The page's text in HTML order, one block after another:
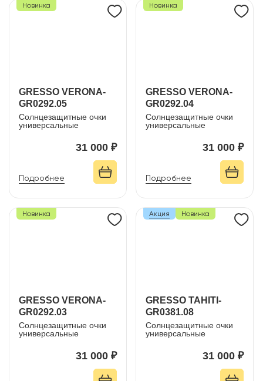
GRESSO VERONA-
GR0292.05
Солнцезащитные очки
универсальные
31 000 ₽
Подробнее
Новинка
GRESSO VERONA-
GR0292.04
Солнцезащитные очки
универсальные
31 000 ₽
Подробнее
Новинка
GRESSO VERONA-
GR0292.03
Солнцезащитные очки
универсальные
31 000 ₽
Новинка
GRESSO TAHITI-
GR0381.08
Солнцезащитные очки
универсальные
31 000 ₽
Акция Новинка